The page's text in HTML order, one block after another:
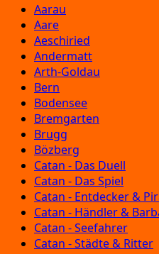
Aarau
Aare
Aeschiried
Andermatt
Arth-Goldau
Bern
Bodensee
Bremgarten
Brugg
Bözberg
Catan - Das Duell
Catan - Das Spiel
Catan - Entdecker &
Catan - Händler &
Catan - Seefahrer
Catan - Städte & Ritter